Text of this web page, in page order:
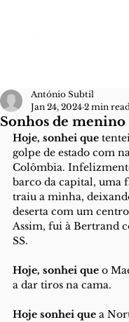
Sonhos de
António Subtil
Jan 24, 2024 2 min
Hoje, sonhei que
golpe de estado com
Colômbia.
barco da capital, uma
traiu a minha,
deserta com um
Assim, fui à Bertrand
SS.
Hoje, sonhei que o
a dar tiros na cama.
Hoje sonhei que a